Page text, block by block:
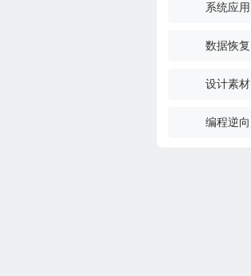
系统应用
数据恢复
设计素材
编程逆向